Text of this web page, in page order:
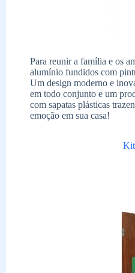
Para reunir a família e os
alumínio fundidos com
Um design moderno e
em todo conjunto e um
com sapatas plásticas
emoção em sua casa!
Kit